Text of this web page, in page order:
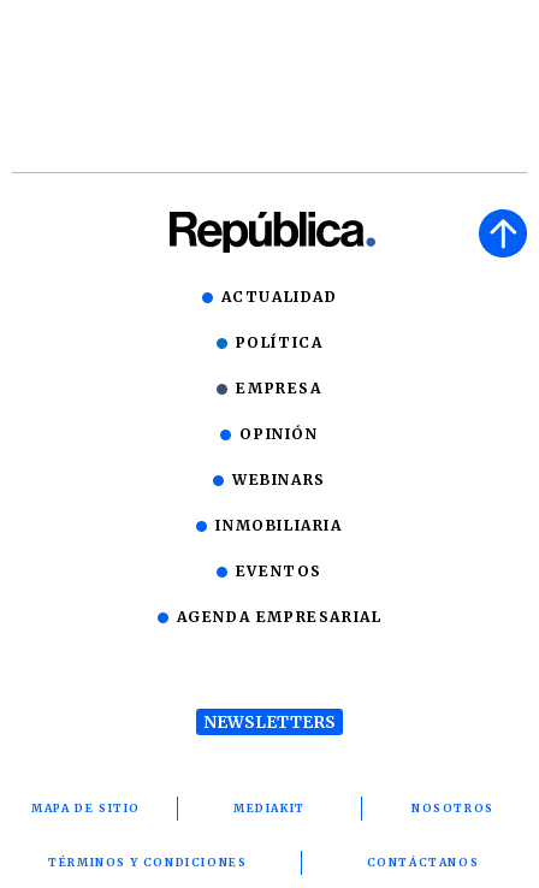
ACTUALIDAD
POLÍTICA
EMPRESA
OPINIÓN
WEBINARS
INMOBILIARIA
EVENTOS
AGENDA EMPRESARIAL
NEWSLETTERS
MAPA DE SITIO MEDIAKIT NOSOTROS
TÉRMINOS Y CONDICIONES CONTÁCTANOS